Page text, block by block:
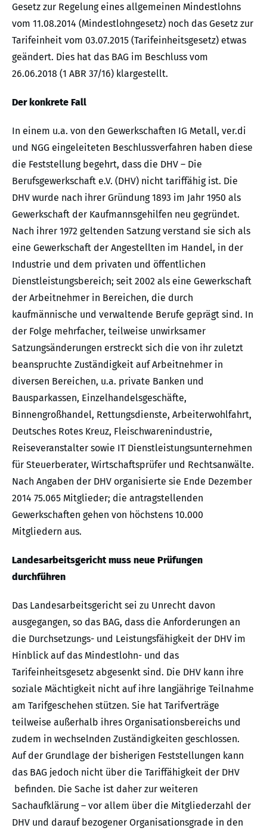
Gesetz zur Regelung eines allgemeinen Mindestlohns
vom 11.08.2014 (Mindestlohngesetz) noch das Gesetz zur
Tarifeinheit vom 03.07.2015 (Tarifeinheitsgesetz) etwas
geändert. Dies hat das BAG im Beschluss vom
26.06.2018 (1 ABR 37/16) klargestellt.
Der konkrete Fall
In einem u.a. von den Gewerkschaften IG Metall, ver.di
und NGG eingeleiteten Beschlussverfahren haben diese
die Feststellung begehrt, dass die DHV – Die
Berufsgewerkschaft e.V. (DHV) nicht tariffähig ist. Die
DHV wurde nach ihrer Gründung 1893 im Jahr 1950 als
Gewerkschaft der Kaufmannsgehilfen neu gegründet.
Nach ihrer 1972 geltenden Satzung verstand sie sich als
eine Gewerkschaft der Angestellten im Handel, in der
Industrie und dem privaten und öffentlichen
Dienstleistungsbereich; seit 2002 als eine Gewerkschaft
der Arbeitnehmer in Bereichen, die durch
kaufmännische und verwaltende Berufe geprägt sind. In
der Folge mehrfacher, teilweise unwirksamer
Satzungsänderungen erstreckt sich die von ihr zuletzt
beanspruchte Zuständigkeit auf Arbeitnehmer in
diversen Bereichen, u.a. private Banken und
Bausparkassen, Einzelhandelsgeschäfte,
Binnengroßhandel, Rettungsdienste, Arbeiterwohlfahrt,
Deutsches Rotes Kreuz, Fleischwarenindustrie,
Reiseveranstalter sowie IT Dienstleistungsunternehmen
für Steuerberater, Wirtschaftsprüfer und Rechtsanwälte.
Nach Angaben der DHV organisierte sie Ende Dezember
2014 75.065 Mitglieder; die antragstellenden
Gewerkschaften gehen von höchstens 10.000
Mitgliedern aus.
Landesarbeitsgericht muss neue Prüfungen
durchführen
Das Landesarbeitsgericht sei zu Unrecht davon
ausgegangen, so das BAG, dass die Anforderungen an
die Durchsetzungs- und Leistungsfähigkeit der DHV im
Hinblick auf das Mindestlohn- und das
Tarifeinheitsgesetz abgesenkt sind. Die DHV kann ihre
soziale Mächtigkeit nicht auf ihre langjährige Teilnahme
am Tarifgeschehen stützen. Sie hat Tarifverträge
teilweise außerhalb ihres Organisationsbereichs und
zudem in wechselnden Zuständigkeiten geschlossen.
Auf der Grundlage der bisherigen Feststellungen kann
das BAG jedoch nicht über die Tariffähigkeit der DHV
befinden. Die Sache ist daher zur weiteren
Sachaufklärung – vor allem über die Mitgliederzahl der
DHV und darauf bezogener Organisationsgrade in den